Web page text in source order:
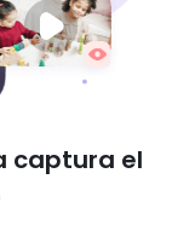
captura el